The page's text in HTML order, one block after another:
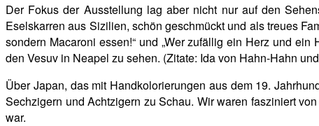
Der Fokus der Ausstellung lag aber nicht nur auf den
Eselskarren aus Sizilien, schön geschmückt und als treues
sondern Macaroni essen!“ und „Wer zufällig ein Herz und
den Vesuv in Neapel zu sehen. (Zitate: Ida von Hahn-Hahn
Über Japan, das mit Handkolorierungen aus dem 19.
Sechzigern und Achtzigern zu Schau. Wir waren fasziniert
war.